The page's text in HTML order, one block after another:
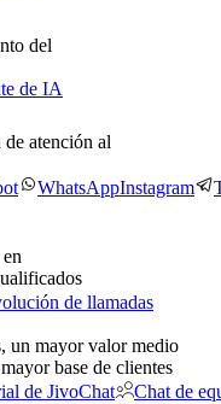
del
de IA
atención al
WhatsAppInstagram
de llamadas
un mayor valor medio
base de clientes
de JivoChat
Chat de